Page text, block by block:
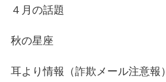
４月の話題
秋の星座
耳より情報（詐欺メール注意報）